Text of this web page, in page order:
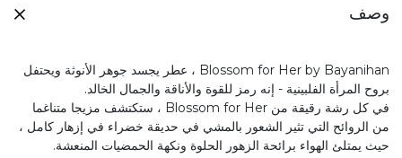
وصف
Blossom for Her by Bayanihan ، عطر يجسد جوهر الأنوثة ويحتفل
بروح المرأة الفلبينية - إنه رمز للقوة والأناقة والجمال الخالد.
في كل رشة رقيقة من Blossom for Her ، ستكتشف مزيجا متناغما
من الروائح التي تثير الشعور بالمشي في حديقة خضراء في إزهار كامل ،
حيث يمتلئ الهواء برائحة الزهور الحلوة ونكهة الحمضيات المنعشة.